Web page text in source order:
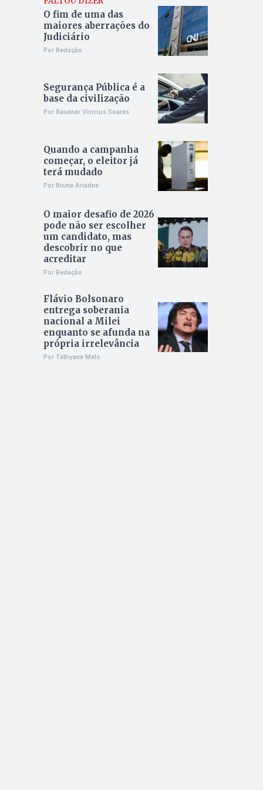
O fim de uma das
maiores aberrações do
Judiciário
Por Redação
Segurança Pública é a
base da civilização
Por Raunner Vinícius Soares
Quando a campanha
começar, o eleitor já
terá mudado
Por Bruna Ariadne
O maior desafio de 2026
pode não ser escolher
um candidato, mas
descobrir no que
acreditar
Por Redação
Flávio Bolsonaro
entrega soberania
nacional a Milei
enquanto se afunda na
própria irrelevância
Por Tathyane Melo